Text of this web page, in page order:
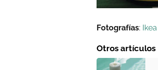
Fotografías: Ikea
Otros artículos